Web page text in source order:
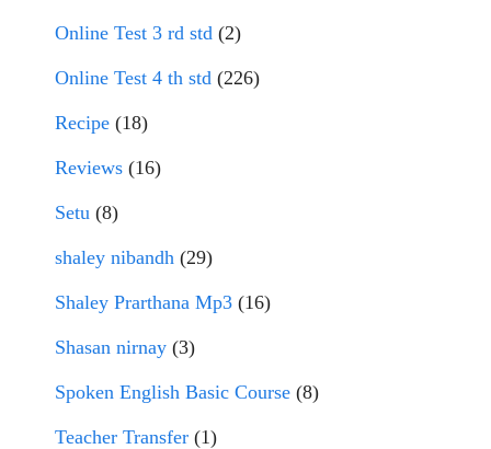
Online Test 3 rd std (2)
Online Test 4 th std (226)
Recipe (18)
Reviews (16)
Setu (8)
shaley nibandh (29)
Shaley Prarthana Mp3 (16)
Shasan nirnay (3)
Spoken English Basic Course (8)
Teacher Transfer (1)